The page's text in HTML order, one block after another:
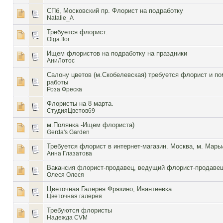
СПб, Московский пр. Флорист на подработку
Natalie_A
Требуется флорист.
Olga.flor
Ищем флористов на подработку на праздники
АниЛотос
Салону цветов (м.Скобелевская) требуется флорист и
работы
Роза Фреска
Флористы на 8 марта.
СтудияЦветов69
м.Полянка -Ищем флориста)
Gerda's Garden
Требуется флорист в интернет-магазин. Москва, м.
Анна Глазатова
Вакансия флорист-продавец, ведущий флорист-продавец
Олеся Олеся
Цветочная Галерея Фрязино, Ивантеевка
Цветочная галерея
Требуются флористы
Надежда CVM